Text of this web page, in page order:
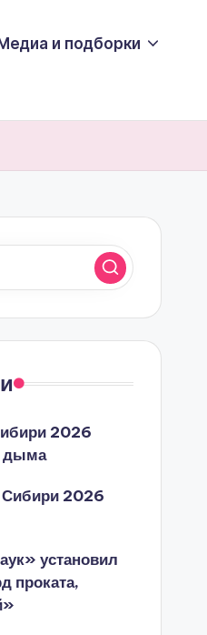
и подборки
2026
дыма
2026
установил
проката,